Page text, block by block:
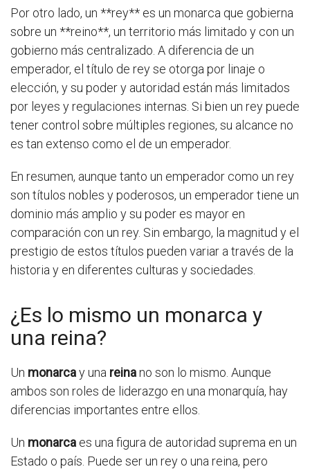
Por otro lado, un **rey** es un monarca que gobierna
sobre un **reino**, un territorio más limitado y con un
gobierno más centralizado. A diferencia de un
emperador, el título de rey se otorga por linaje o
elección, y su poder y autoridad están más limitados
por leyes y regulaciones internas. Si bien un rey puede
tener control sobre múltiples regiones, su alcance no
es tan extenso como el de un emperador.
En resumen, aunque tanto un emperador como un rey
son títulos nobles y poderosos, un emperador tiene un
dominio más amplio y su poder es mayor en
comparación con un rey. Sin embargo, la magnitud y el
prestigio de estos títulos pueden variar a través de la
historia y en diferentes culturas y sociedades.
¿Es lo mismo un monarca y
una reina?
Un monarcay una reinano son lo mismo. Aunque
ambos son roles de liderazgo en una monarquía, hay
diferencias importantes entre ellos.
Un monarca es una figura de autoridad suprema en un
Estado o país. Puede ser un rey o una reina, pero